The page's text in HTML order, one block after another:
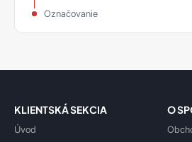
Označovanie
KLIENTSKÁ SEKCIA
Úvod
O